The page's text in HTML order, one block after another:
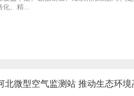
化、精...
北微型空气监测站 推动生态环